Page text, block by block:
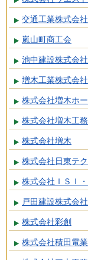
交通工業株式会社
嵐山町商工会
池中建設株式会社
増木工業株式会社
株式会社増木ホ
株式会社増木工
株式会社増木
株式会社日東テ
株式会社ＩＳＩ
戸田建設株式会
株式会社彩創
株式会社積田電